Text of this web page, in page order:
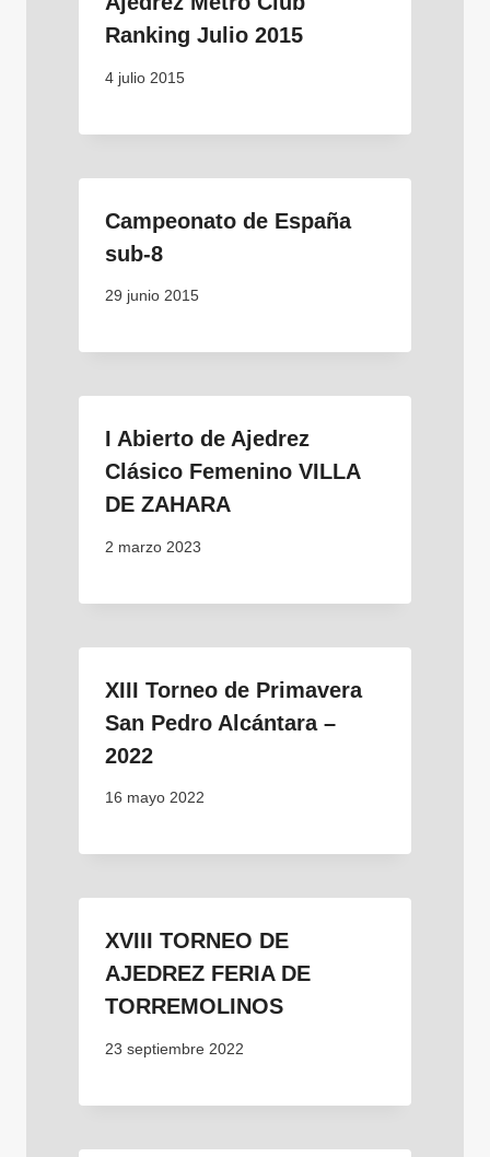
Ranking Julio 2015
4 julio 2015
Campeonato de España
sub-8
29 junio 2015
I Abierto de Ajedrez
Clásico Femenino VILLA
DE ZAHARA
2 marzo 2023
XIII Torneo de Primavera
San Pedro Alcántara –
2022
16 mayo 2022
XVIII TORNEO DE
AJEDREZ FERIA DE
TORREMOLINOS
23 septiembre 2022